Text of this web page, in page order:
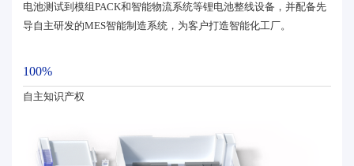
电池测试到模组PACK和智能物流系统等锂电池整线设备，并配备先
导自主研发的MES智能制造系统，为客户打造智能化工厂。
100%
自主知识产权